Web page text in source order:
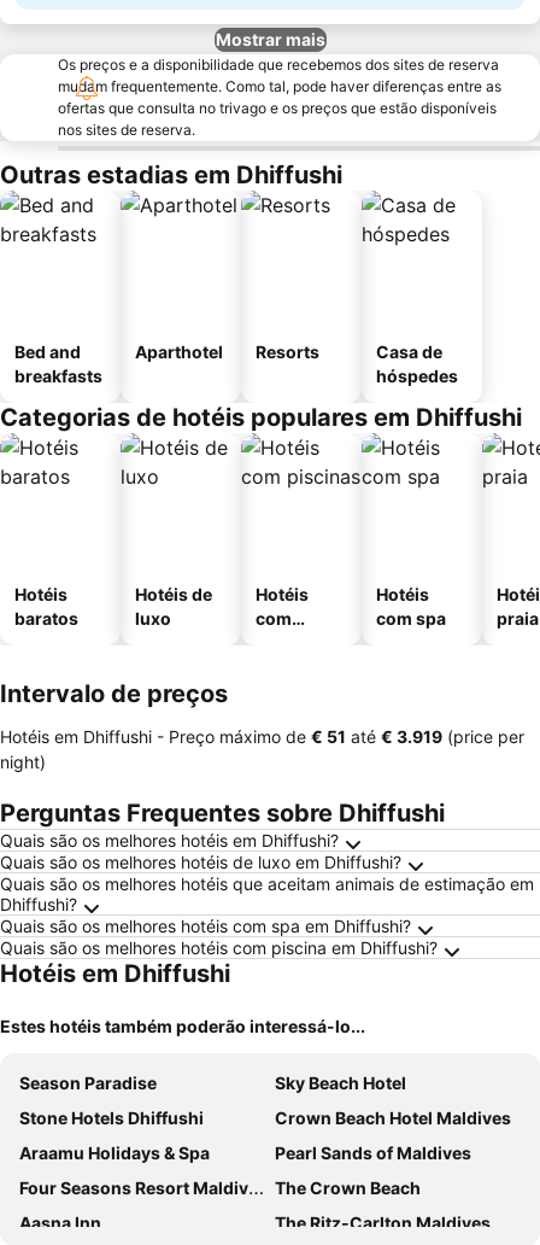
Mostrar mais
Os preços e a disponibilidade que recebemos dos sites de reserva
mudam frequentemente. Como tal, pode haver diferenças entre as
ofertas que consulta no trivago e os preços que estão disponíveis
nos sites de reserva.
Outras estadias em Dhiffushi
Bed and
breakfasts
Aparthotel Resorts
Casa de
hóspedes
Categorias de hotéis populares em Dhiffushi
Hotéis
baratos
Hotéis de
luxo
Hotéis
com
Hotéis
com spa
praia
Intervalo de preços
Hotéis em Dhiffushi - Preço máximo de ‎€ 51 até ‎€ 3.919 (price per
night)
Perguntas Frequentes sobre Dhiffushi
Quais são os melhores hotéis em Dhiffushi?
Quais são os melhores hotéis de luxo em Dhiffushi?
Quais são os melhores hotéis que aceitam animais de estimação em
Dhiffushi?
Quais são os melhores hotéis com spa em Dhiffushi?
Quais são os melhores hotéis com piscina em Dhiffushi?
Hotéis em Dhiffushi
Estes hotéis também poderão interessá-lo...
Season Paradise
Sky Beach Hotel
Stone Hotels Dhiffushi
Crown Beach Hotel Maldives
Araamu Holidays & Spa
Pearl Sands of Maldives
Four Seasons Resort Maldives at Kuda Huraa
The Crown Beach
Aasna Inn
The Ritz-Carlton Maldives, Fari Islands